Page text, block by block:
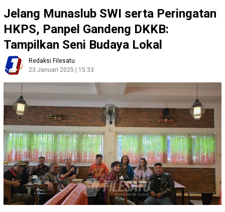
Jelang Munaslub SWI serta Peringatan
HKPS, Panpel Gandeng DKKB:
Tampilkan Seni Budaya Lokal
Redaksi Filesatu
23 Januari 2025 | 15:33